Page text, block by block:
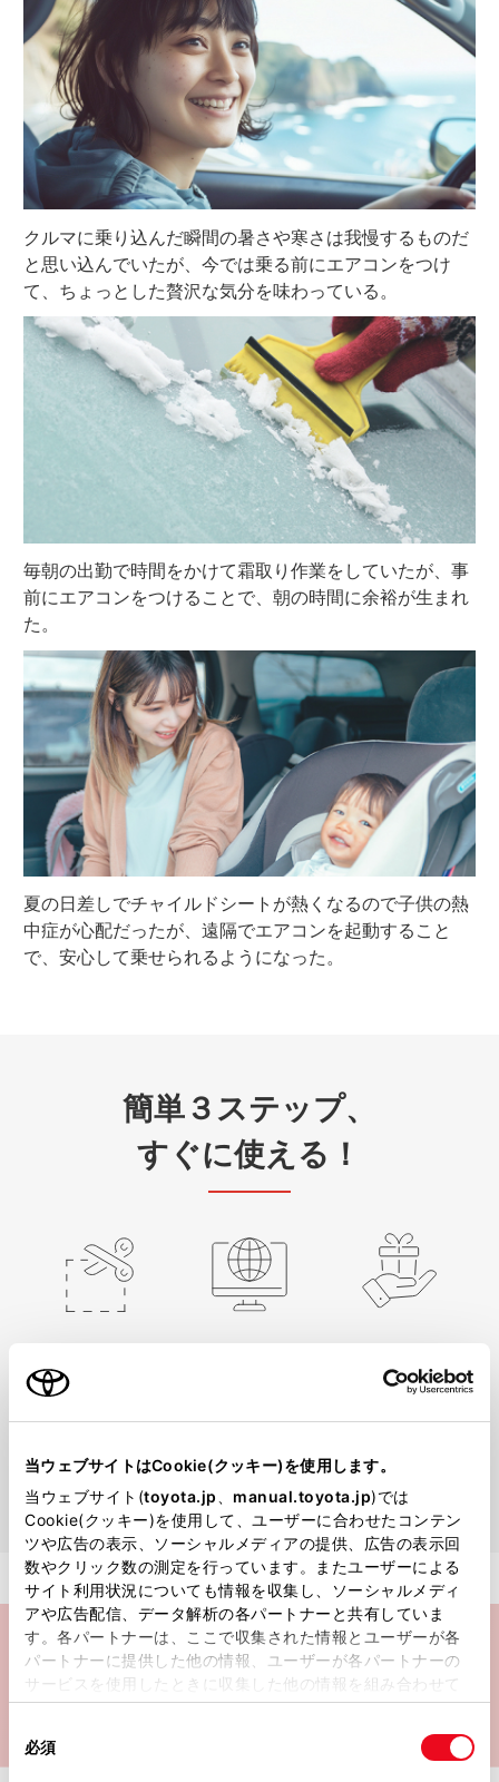
当ウェブサイトはCookie(クッキー)を使用します。
当ウェブサイト(toyota.jp manual.toyota.jp)では
Cookie(クッキー)を使用して、ユーザーに合わせたコンテン
ツや広告の表示、ソーシャルメディアの提供、広告の表示回
数やクリック数の測定を行っています。またユーザーによる
サイト利用状況についても情報を収集し、ソーシャルメディ
アや広告配信、データ解析の各パートナーと共有していま
す。各パートナーは、ここで収集された情報とユーザーが各
パートナーに提供した他の情報、ユーザーが各パートナーの
サービスを使用したときに収集した他の情報を組み合わせて
使用することがあります。当ウェブサイトの使用を続行する
必須
クルマに乗り込んだ瞬間の暑さや寒さは我慢するものだ
と思い込んでいたが、今では乗る前にエアコンをつけ
て、ちょっとした贅沢な気分を味わっている。
毎朝の出勤で時間をかけて霜取り作業をしていたが、事
前にエアコンをつけることで、朝の時間に余裕が生まれ
た。
夏の日差しでチャイルドシートが熱くなるので子供の熱
中症が心配だったが、遠隔でエアコンを起動すること
で、安心して乗せられるようになった。
簡単３ステップ、
すぐに使える！
クーポン
コードをコピー
ページに移動
クーポンを適用
して申し込み
リモートスタート（アプリ）のご利用には、My TOYOTA＋（アプ
リ）のインストールと初期設定が必要です。
先着50,000名様限定
リモートスタート（アプリ）が